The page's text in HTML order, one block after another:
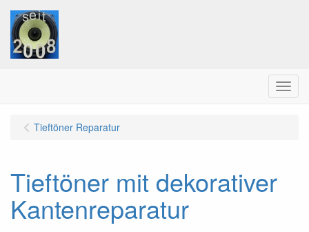
Menu
Tieftöner Reparatur
Tieftöner mit dekorativer
Kantenreparatur